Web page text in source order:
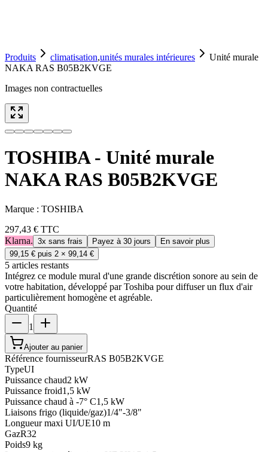
Produits climatisation,unités murales intérieures
Unité murale
NAKA RAS B05B2KVGE
Images non contractuelles
TOSHIBA - Unité murale
NAKA RAS B05B2KVGE
Marque : TOSHIBA
297,43 € TTC
Klarna. 3x sans frais Payez à 30 jours
En savoir plus
99,15 € puis 2 × 99,14 €
5 articles restants
Intégrez ce module mural d'une grande discrétion sonore au sein de
votre habitation, développé par Toshiba pour diffuser un flux d'air
particulièrement homogène et agréable.
Quantité
1
Ajouter au panier
Référence fournisseurRAS B05B2KVGE
TypeUI
Puissance chaud2 kW
Puissance froid1,5 kW
Puissance chaud à -7° C1,5 kW
Liaisons frigo (liquide/gaz)1/4"-3/8"
Longueur maxi UI/UE10 m
GazR32
Poids9 kg